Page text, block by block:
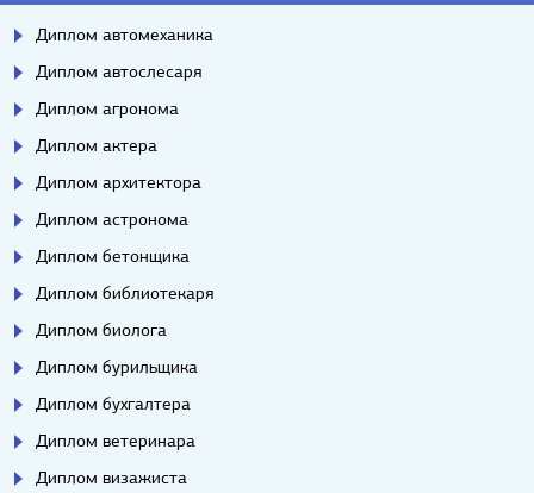
Диплом автомеханика
Диплом автослесаря
Диплом агронома
Диплом актера
Диплом архитектора
Диплом астронома
Диплом бетонщика
Диплом библиотекаря
Диплом биолога
Диплом бурильщика
Диплом бухгалтера
Диплом ветеринара
Диплом визажиста